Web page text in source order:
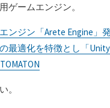
ゲームエンジン。
ンジン「Arete Engine」
最適化を特徴とし「Unity
。